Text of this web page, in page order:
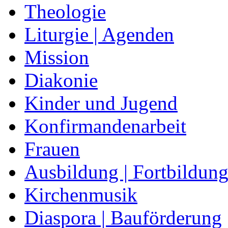
Theologie
Liturgie | Agenden
Mission
Diakonie
Kinder und Jugend
Konfirmandenarbeit
Frauen
Ausbildung | Fortbildung
Kirchenmusik
Diaspora | Bauförderung